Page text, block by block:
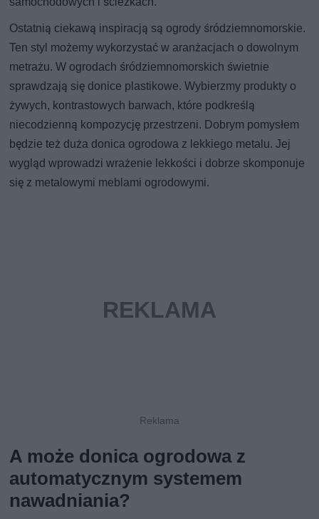
Ostatnią ciekawą inspiracją są ogrody śródziemnomorskie.
Ten styl możemy wykorzystać w aranżacjach o dowolnym
metrażu. W ogrodach śródziemnomorskich świetnie
sprawdzają się donice plastikowe. Wybierzmy produkty o
żywych, kontrastowych barwach, które podkreślą
niecodzienną kompozycję przestrzeni. Dobrym pomysłem
będzie też duża donica ogrodowa z lekkiego metalu. Jej
wygląd wprowadzi wrażenie lekkości i dobrze skomponuje
się z metalowymi meblami ogrodowymi.
A może donica ogrodowa z
automatycznym systemem
nawadniania?